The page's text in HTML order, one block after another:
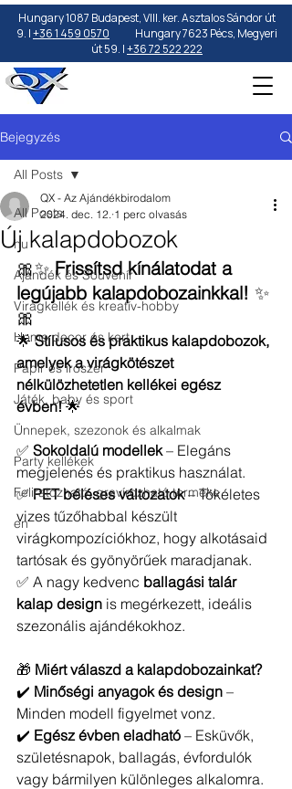
Hungary 1087 Budapest, VIII. ker. Asztalos Sándor út
9. |+36 1 459 0570 Hungary 7623 Pécs, Megyeri
út 59. |+36 72 522 222
Bejegyzés
All Posts
hu
Ajándék és Souvenír
Virágkellék és kreatív-hobby
Home decor és kert
Papír és írószer
Játék, baby és sport
Ünnepek, szezonok és alkalmak
Party kellékek
Feliratozható, gravírozható terméke
en
All Posts
Új kalapdobozok
QX - Az Ajándékbirodalom
2024. dec. 12. 1 perc olvasás
🎀✨ Frissítsd kínálatodat a
legújabb kalapdobozainkkal! ✨
🎀
🌟 Stílusos és praktikus kalapdobozok,
amelyek a virágkötészet
nélkülözhetetlen kellékei egész
évben! 🌟
✅ Sokoldalú modellek – Elegáns
megjelenés és praktikus használat.
✅ PET béléses változatok – Tökéletes
vizes tűzőhabbal készült
virágkompozíciókhoz, hogy alkotásaid
tartósak és gyönyörűek maradjanak.
✅ A nagy kedvenc ballagási talár
kalap design is megérkezett, ideális
szezonális ajándékokhoz.
🎁 Miért válaszd a kalapdobozainkat?
✔️ Minőségi anyagok és design –
Minden modell figyelmet vonz.
✔️ Egész évben eladható – Esküvők,
születésnapok, ballagás, évfordulók
vagy bármilyen különleges alkalomra.